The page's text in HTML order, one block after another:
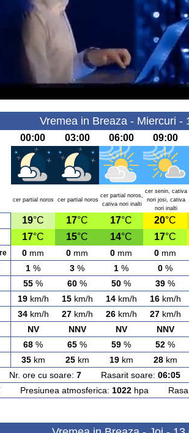
Vremea in Breaza - Miercuri -
00:00 03:00 06:00 09:00
cer partial noros cer partial noros
cer partial noros,
cativa nori inalti
cer senin, cativa
nori josi, cativa
nori inalti
19°C 17°C 17°C 20°C
17°C 15°C 14°C 17°C
0 mm 0 mm 0 mm 0 mm
1 % 3 % 1 % 0 %
55 % 60 % 50 % 39 %
19km/h 15km/h 14km/h 16km/h
34km/h 27km/h 26km/h 27km/h
NV NNV NV NNV
68 % 65 % 59 % 52 %
35km 25km 19km 28km
Nr. ore cu soare: 7Rasarit soare: 06:05
Presiunea atmosferica: 1022hpa